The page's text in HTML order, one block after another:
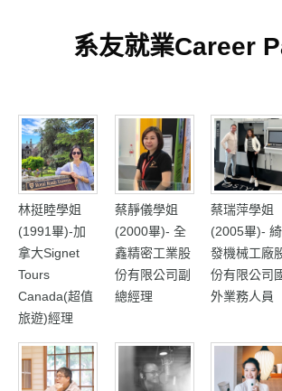
系友就業Career
林挺睦學姐
(1991畢)-加
拿大Signet
Tours
Canada(超值
旅遊)經理
蔡靜儀學姐
(2000畢)- 全
鑫精密工業股
份有限公司副
總經理
蔡瑞萍學姐
(2005畢)- 綺
發機械工廠
份有限公司
外業務人員